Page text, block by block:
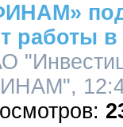
работы